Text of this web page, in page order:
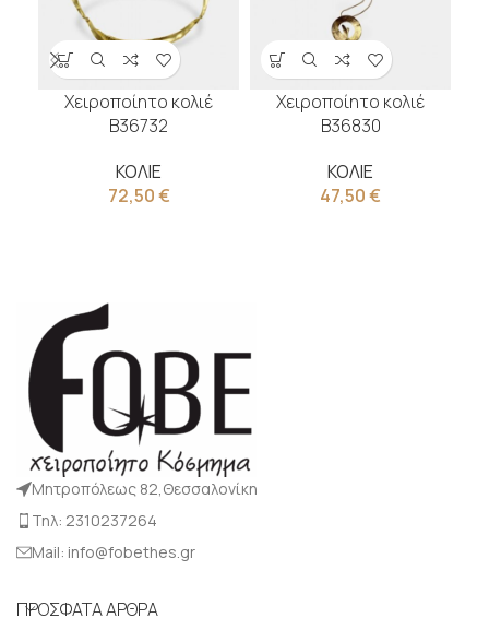
Χειροποίητο κολιέ
Β36732
ΚΟΛΙΕ
72,50€
Χειροποίητο κολιέ
Β36830
ΚΟΛΙΕ
47,50€
Μητροπόλεως 82,Θεσσαλονίκη
Τηλ: 2310237264
Mail: info@fobethes.gr
ΠΡΟΣΦΑΤΑ ΑΡΘΡΑ